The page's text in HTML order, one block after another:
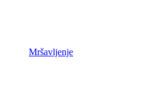
Mršavljenje